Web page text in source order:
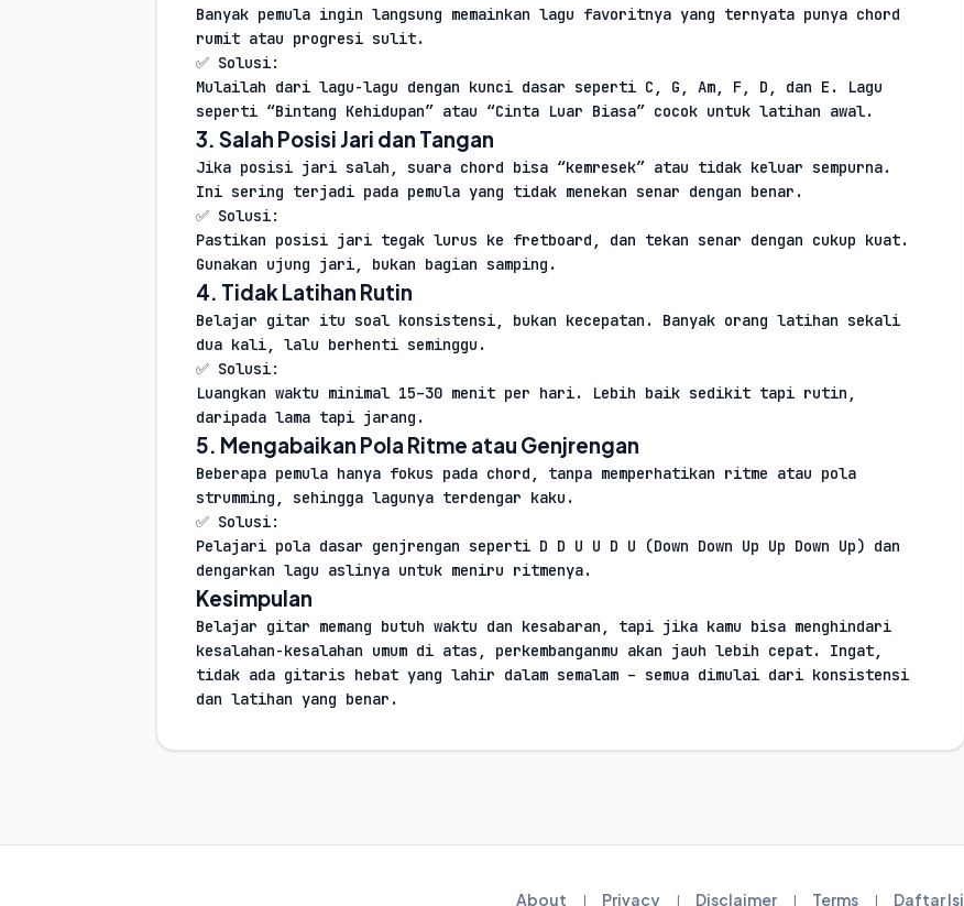
Banyak pemula ingin langsung memainkan lagu favoritnya yang ternyata punya chord
rumit atau progresi sulit.
✅ Solusi:
Mulailah dari lagu-lagu dengan kunci dasar seperti C, G, Am, F, D, dan E. Lagu
seperti “Bintang Kehidupan” atau “Cinta Luar Biasa” cocok untuk latihan awal.
3. Salah Posisi Jari dan Tangan
Jika posisi jari salah, suara chord bisa “kemresek” atau tidak keluar sempurna.
Ini sering terjadi pada pemula yang tidak menekan senar dengan benar.
✅ Solusi:
Pastikan posisi jari tegak lurus ke fretboard, dan tekan senar dengan cukup kuat.
Gunakan ujung jari, bukan bagian samping.
4. Tidak Latihan Rutin
Belajar gitar itu soal konsistensi, bukan kecepatan. Banyak orang latihan sekali
dua kali, lalu berhenti seminggu.
✅ Solusi:
Luangkan waktu minimal 15–30 menit per hari. Lebih baik sedikit tapi rutin,
daripada lama tapi jarang.
5. Mengabaikan Pola Ritme atau Genjrengan
Beberapa pemula hanya fokus pada chord, tanpa memperhatikan ritme atau pola
strumming, sehingga lagunya terdengar kaku.
✅ Solusi:
Pelajari pola dasar genjrengan seperti D D U U D U (Down Down Up Up Down Up) dan
dengarkan lagu aslinya untuk meniru ritmenya.
Kesimpulan
Belajar gitar memang butuh waktu dan kesabaran, tapi jika kamu bisa menghindari
kesalahan-kesalahan umum di atas, perkembanganmu akan jauh lebih cepat. Ingat,
tidak ada gitaris hebat yang lahir dalam semalam – semua dimulai dari konsistensi
dan latihan yang benar.
About | Privacy | Disclaimer | Terms | Daftar Isi